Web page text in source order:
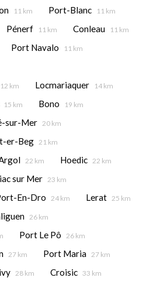
11 km Port-Blanc 11 km
Pénerf 11 km Conleau 11 km
Port Navalo 11 km
12 km Locmariaquer 14 km
15 km Bono 19 km
sur-Mer 20 km
er-Beg 21 km
22 km Hoedic 22 km
sur Mer 23 km
En-Dro 24 km Lerat 25 km
26 km
Port Le Pô 26 km
27 km Port Maria 27 km
28 km Croisic 33 km